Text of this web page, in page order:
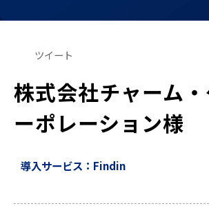
ツイート
株式会社チャーム
ーポレーション様
導入サービス：Findin